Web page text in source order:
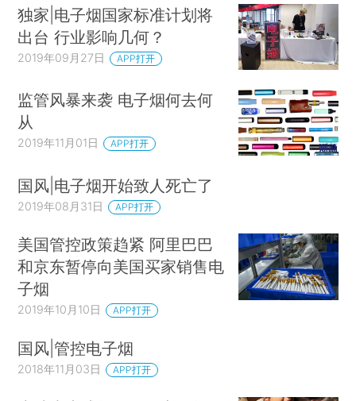
独家|电子烟国家标准计划将
出台 行业影响几何？
2019年09月27日 APP打开
监管风暴来袭 电子烟何去何
从
2019年11月01日 APP打开
国风|电子烟开始致人死亡了
2019年08月31日 APP打开
美国管控政策趋紧 阿里巴巴
和京东暂停向美国买家销售电
子烟
2019年10月10日 APP打开
国风|管控电子烟
2018年11月03日 APP打开